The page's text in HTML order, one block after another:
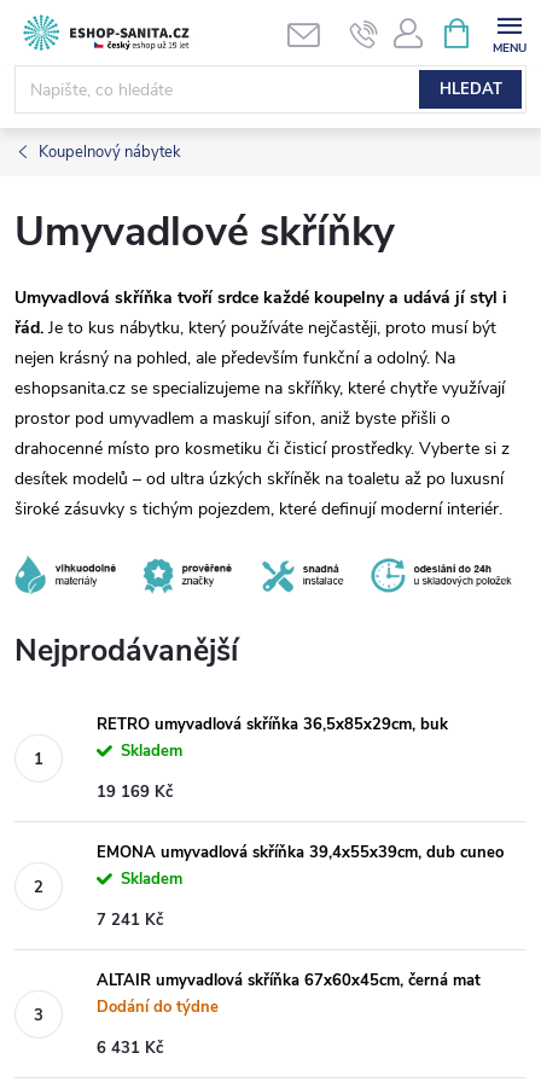
Přejít
obsah
HLEDAT
NÁKUPNÍ
KOŠÍK
Koupelnový nábytek
Umyvadlové skříňky
Umyvadlová skříňka tvoří srdce každé koupelny a udává jí styl i
řád. Je to kus nábytku, který používáte nejčastěji, proto musí být
nejen krásný na pohled, ale především funkční a odolný. Na
eshopsanita.cz se specializujeme na skříňky, které chytře využívají
prostor pod umyvadlem a maskují sifon, aniž byste přišli o
drahocenné místo pro kosmetiku či čisticí prostředky. Vyberte si z
desítek modelů – od ultra úzkých skříněk na toaletu až po luxusní
široké zásuvky s tichým pojezdem, které definují moderní interiér.
Nejprodávanější
RETRO umyvadlová skříňka 36,5x85x29cm, buk
Skladem
19 169 Kč
EMONA umyvadlová skříňka 39,4x55x39cm, dub cuneo
Skladem
7 241 Kč
ALTAIR umyvadlová skříňka 67x60x45cm, černá mat
Dodání do týdne
6 431 Kč